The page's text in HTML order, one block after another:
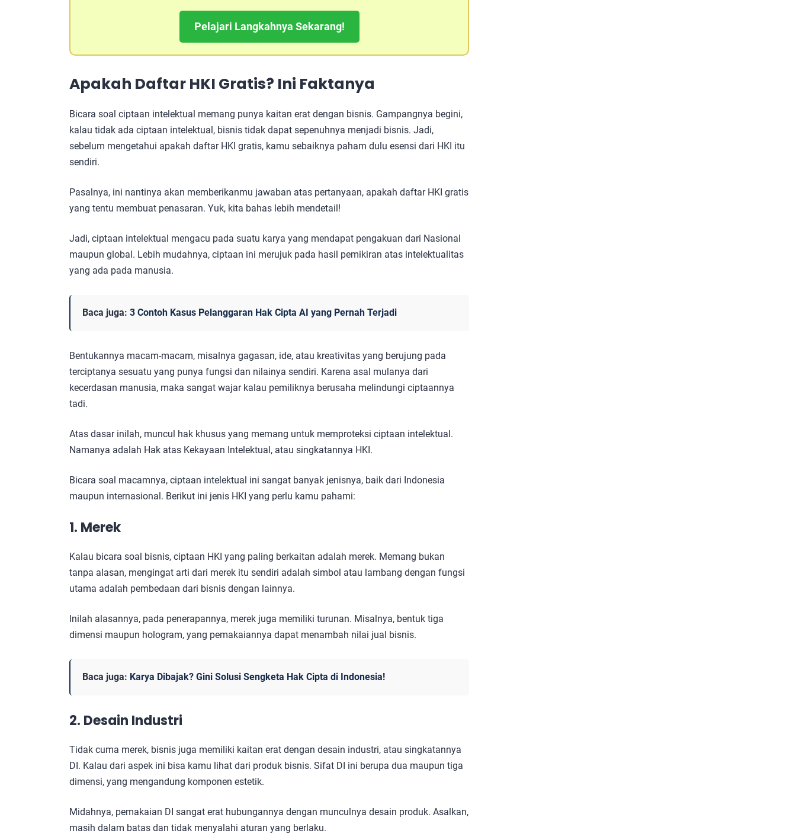
Pelajari Langkahnya Sekarang!
Apakah Daftar HKI Gratis? Ini Faktanya
Bicara soal ciptaan intelektual memang punya kaitan erat dengan bisnis. Gampangnya begini,
kalau tidak ada ciptaan intelektual, bisnis tidak dapat sepenuhnya menjadi bisnis. Jadi,
sebelum mengetahui apakah daftar HKI gratis, kamu sebaiknya paham dulu esensi dari HKI itu
sendiri.
Pasalnya, ini nantinya akan memberikanmu jawaban atas pertanyaan, apakah daftar HKI gratis
yang tentu membuat penasaran. Yuk, kita bahas lebih mendetail!
Jadi, ciptaan intelektual mengacu pada suatu karya yang mendapat pengakuan dari Nasional
maupun global. Lebih mudahnya, ciptaan ini merujuk pada hasil pemikiran atas intelektualitas
yang ada pada manusia.
Baca juga: 3 Contoh Kasus Pelanggaran Hak Cipta AI yang Pernah Terjadi
Bentukannya macam-macam, misalnya gagasan, ide, atau kreativitas yang berujung pada
terciptanya sesuatu yang punya fungsi dan nilainya sendiri. Karena asal mulanya dari
kecerdasan manusia, maka sangat wajar kalau pemiliknya berusaha melindungi ciptaannya
tadi.
Atas dasar inilah, muncul hak khusus yang memang untuk memproteksi ciptaan intelektual.
Namanya adalah Hak atas Kekayaan Intelektual, atau singkatannya HKI.
Bicara soal macamnya, ciptaan intelektual ini sangat banyak jenisnya, baik dari Indonesia
maupun internasional. Berikut ini jenis HKI yang perlu kamu pahami:
1. Merek
Kalau bicara soal bisnis, ciptaan HKI yang paling berkaitan adalah merek. Memang bukan
tanpa alasan, mengingat arti dari merek itu sendiri adalah simbol atau lambang dengan fungsi
utama adalah pembedaan dari bisnis dengan lainnya.
Inilah alasannya, pada penerapannya, merek juga memiliki turunan. Misalnya, bentuk tiga
dimensi maupun hologram, yang pemakaiannya dapat menambah nilai jual bisnis.
Baca juga: Karya Dibajak? Gini Solusi Sengketa Hak Cipta di Indonesia!
2. Desain Industri
Tidak cuma merek, bisnis juga memiliki kaitan erat dengan desain industri, atau singkatannya
DI. Kalau dari aspek ini bisa kamu lihat dari produk bisnis. Sifat DI ini berupa dua maupun tiga
dimensi, yang mengandung komponen estetik.
Midahnya, pemakaian DI sangat erat hubungannya dengan munculnya desain produk. Asalkan,
masih dalam batas dan tidak menyalahi aturan yang berlaku.